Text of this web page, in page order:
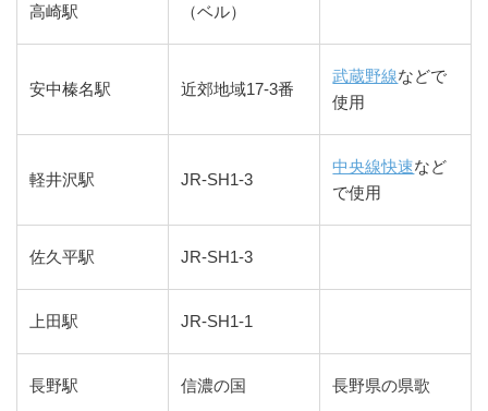
高崎駅 （ベル）
安中榛名駅 近郊地域17-3番
武蔵野線などで
使用
軽井沢駅 JR-SH1-3
中央線快速など
で使用
佐久平駅 JR-SH1-3
上田駅 JR-SH1-1
長野駅 信濃の国 長野県の県歌